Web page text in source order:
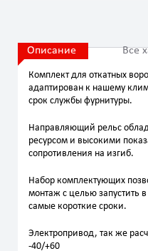
Описание Все
Комплект для откатных
адаптирован к нашему
срок службы фурнитуры.
Направляющий рельс
ресурсом и высокими
сопротивления на изгиб.
Набор комплектующих
монтаж с целью запустить
самые короткие сроки.
Электропривод, так же
-40/+60